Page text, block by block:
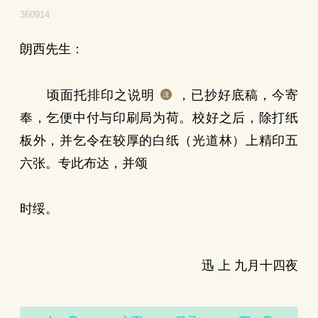
360914
朗西先生：
顷面托排印之说明
，已抄好底稿，今寄
奉，乞便中付与印刷局为荷。校好之后，除打纸
板外，并乞令在较厚的白纸（光道林）上精印五
六张。专此布达，并颂
时绥。
迅 上 九月十四夜